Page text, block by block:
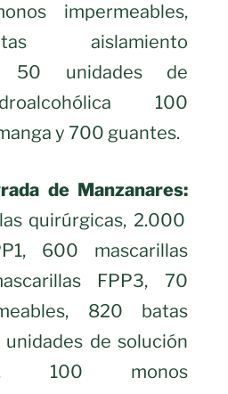
impermeables,
aislamiento
50 unidades de
100
y 700 guantes.
de Manzanares:
quirúrgicas, 2.000
600 mascarillas
FPP3, 70
820 batas
de solución
100 monos